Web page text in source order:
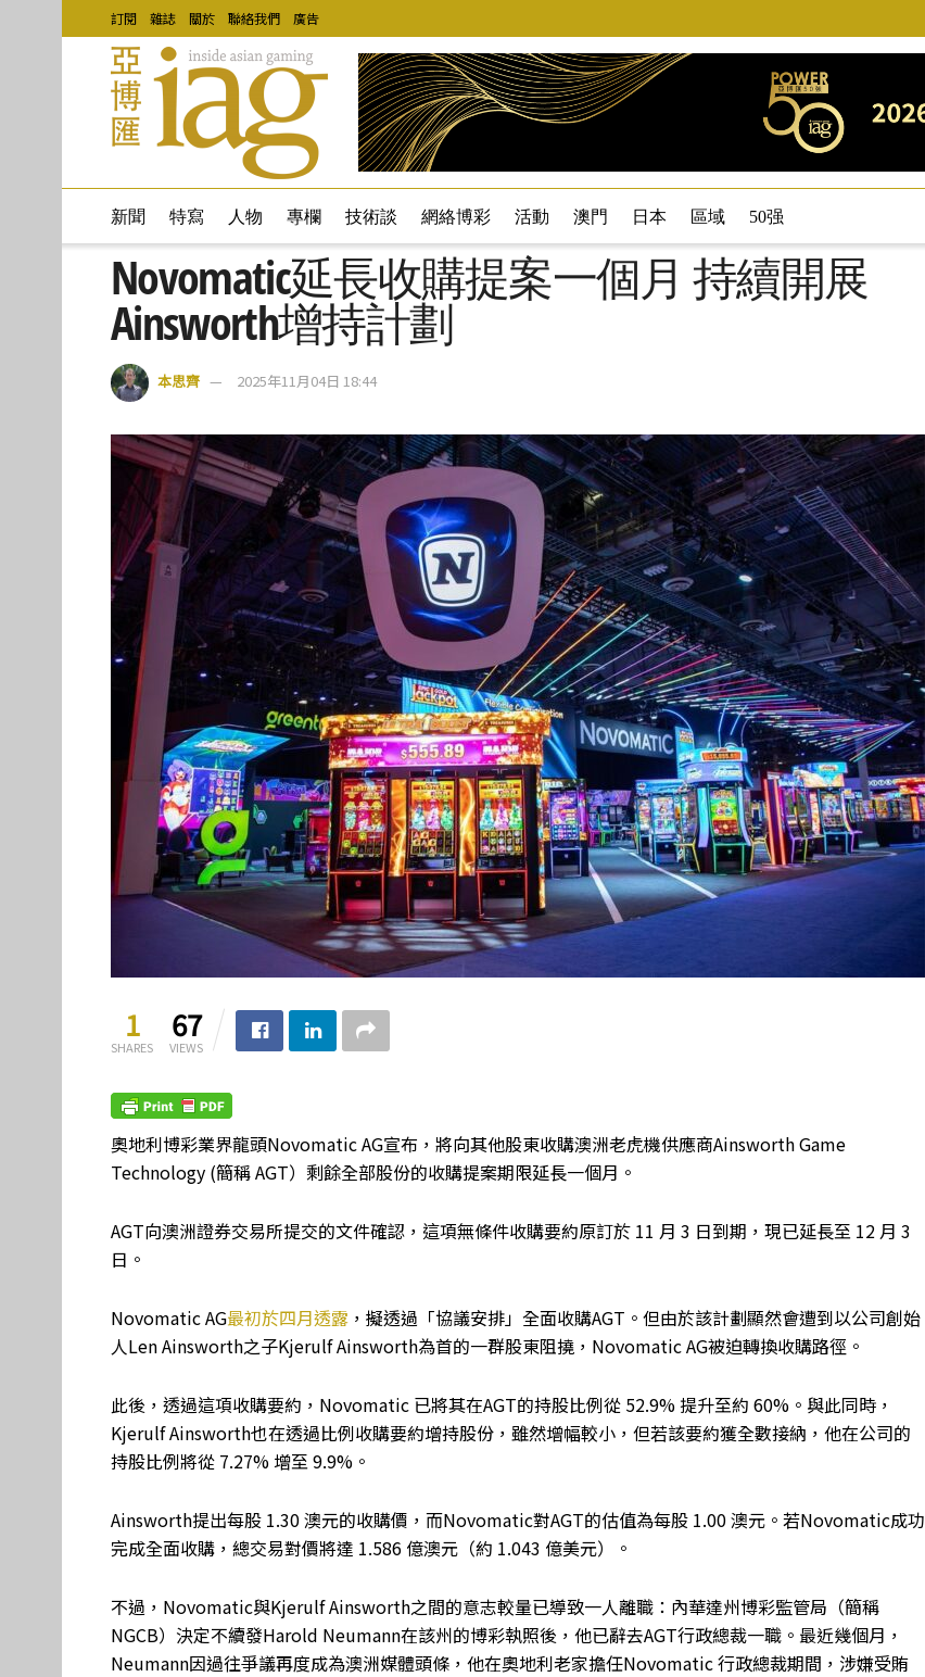
訂閱 雜誌 關於 聯絡我們 廣告
新聞 特寫 人物 專欄 技術談 網絡博彩 活動 澳門 日本 區域 50强
Novomatic延長收購提案一個月 持續開展
Ainsworth增持計劃
本思齊 2025年11月04日 18:44
1
SHARES
67
VIEWS
奧地利博彩業界龍頭Novomatic AG宣布，將向其他股東收購澳洲老虎機供應商Ainsworth Game
Technology (簡稱 AGT）剩餘全部股份的收購提案期限延長一個月。
AGT向澳洲證券交易所提交的文件確認，這項無條件收購要約原訂於 11 月 3 日到期，現已延長至 12 月 3
日。
Novomatic AG最初於四月透露 ，擬透過「協議安排」全面收購AGT。但由於該計劃顯然會遭到以公司創始
人Len Ainsworth之子Kjerulf Ainsworth為首的一群股東阻撓，Novomatic AG被迫轉換收購路徑。
此後，透過這項收購要約，Novomatic 已將其在AGT的持股比例從 52.9% 提升至約 60%。與此同時，
Kjerulf Ainsworth也在透過比例收購要約增持股份，雖然增幅較小，但若該要約獲全數接納，他在公司的
持股比例將從 7.27% 增至 9.9%。
Ainsworth提出每股 1.30 澳元的收購價，而Novomatic對AGT的估值為每股 1.00 澳元。若Novomatic成功
完成全面收購，總交易對價將達 1.586 億澳元（約 1.043 億美元）。
不過，Novomatic與Kjerulf Ainsworth之間的意志較量已導致一人離職：內華達州博彩監管局（簡稱
NGCB）決定不續發Harold Neumann在該州的博彩執照後，他已辭去AGT行政總裁一職。最近幾個月，
Neumann因過往爭議再度成為澳洲媒體頭條，他在奧地利老家擔任Novomatic 行政總裁期間，涉嫌受賄